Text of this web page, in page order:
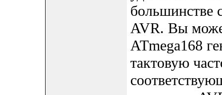
большинстве
AVR. Вы
ATmega168
тактовую